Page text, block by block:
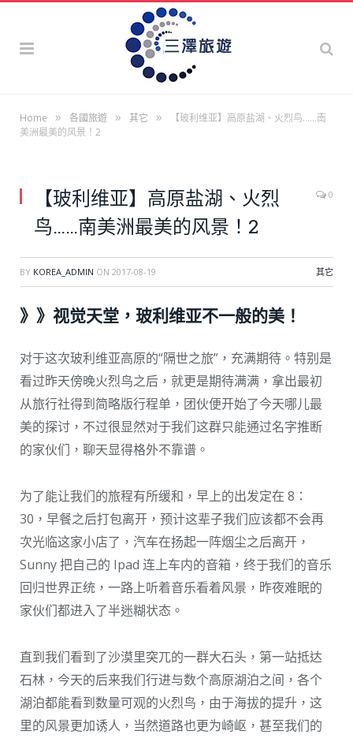
Home » 各國旅遊 » 其它 »
【玻利维亚】高原盐湖、火烈鸟……南
美洲最美的风景！2
【玻利维亚】高原盐湖、火烈
鸟……南美洲最美的风景！2
0
BY KOREA_ADMIN ON 2017-08-19 其它
》》视觉天堂，玻利维亚不一般的美！
对于这次玻利维亚高原的“隔世之旅”，充满期待。特别是
看过昨天傍晚火烈鸟之后，就更是期待满满，拿出最初
从旅行社得到简略版行程单，团伙便开始了今天哪儿最
美的探讨，不过很显然对于我们这群只能通过名字推断
的家伙们，聊天显得格外不靠谱。
为了能让我们的旅程有所缓和，早上的出发定在 8：
30，早餐之后打包离开，预计这辈子我们应该都不会再
次光临这家小店了，汽车在扬起一阵烟尘之后离开，
Sunny 把自己的 Ipad 连上车内的音箱，终于我们的音乐
回归世界正统，一路上听着音乐看着风景，昨夜难眠的
家伙们都进入了半迷糊状态。
直到我们看到了沙漠里突兀的一群大石头，第一站抵达
石林，今天的后来我们行进与数个高原湖泊之间，各个
湖泊都能看到数量可观的火烈鸟，由于海拔的提升，这
里的风景更加诱人，当然道路也更为崎岖，甚至我们的